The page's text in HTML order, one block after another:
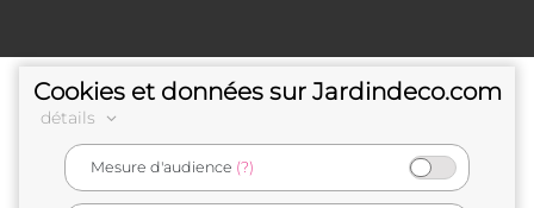
Cookies et données sur Jardindeco.com
détails
Mesure d'audience (?)